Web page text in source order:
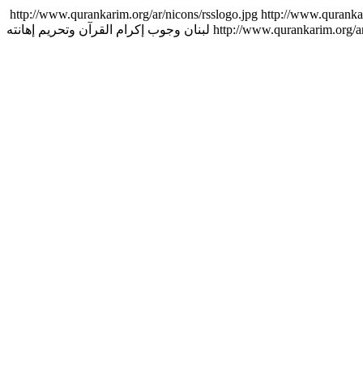
http://www.qurankarim.org/ar/nicons/rsslogo.jpg http://
لبنان وجوب إكرام القرآن وتحريم إهانته http://www.qurankarim.org/